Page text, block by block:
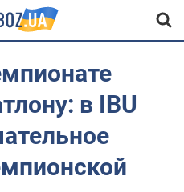
в IBU